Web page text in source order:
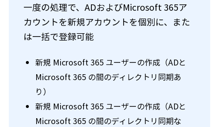
一度の処理で、ADおよびMicrosoft 365ア
カウントを新規アカウントを個別に、また
は一括で登録可能
新規 Microsoft 365 ユーザーの作成（ADと
Microsoft 365 の間のディレクトリ同期あ
り）
新規 Microsoft 365 ユーザーの作成（ADと
Microsoft 365 の間のディレクトリ同期な